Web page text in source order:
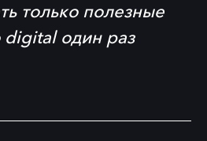
только полезные
один раз